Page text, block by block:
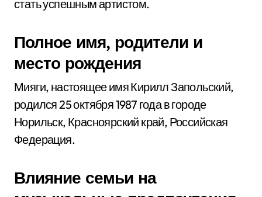
стать успешным артистом.
Полное имя, родители и
место рождения
Мияги, настоящее имя Кирилл Запольский,
родился 25 октября 1987 года в городе
Норильск, Красноярский край, Российская
Федерация.
Влияние семьи на